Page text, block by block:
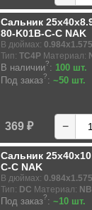
Сальник
80-K01B-C-C NAK
В дюймах:
Тип: TC4P Материал:
В наличии?: 100 шт.
Под заказ?: ~50 шт.
369 ₽ −
Сальник
C-C NAK
В дюймах:
Тип: DC Материал:
Под заказ?: ~10 шт.